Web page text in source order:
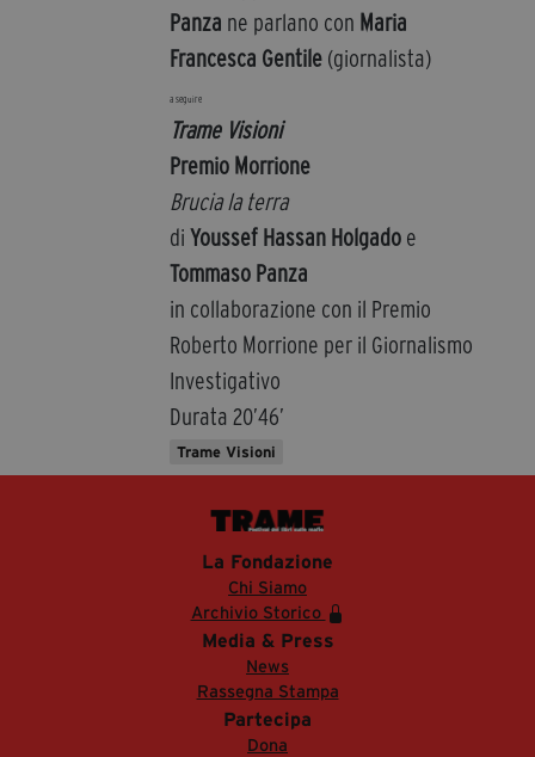
Panza ne parlano con Maria
Francesca Gentile (giornalista)
a seguire
Trame Visioni
Premio Morrione
Brucia la terra
di Youssef Hassan Holgado e
Tommaso Panza
in collaborazione con il Premio
Roberto Morrione per il Giornalismo
Investigativo
Durata 20’46’
Trame Visioni
La Fondazione
Chi Siamo
Archivio Storico
Media & Press
News
Rassegna Stampa
Partecipa
Dona